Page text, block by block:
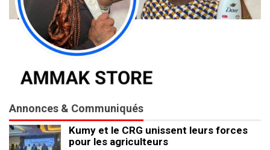
Annonces & Communiqués
Kumy et le CRG unissent leurs forces
pour les agriculteurs